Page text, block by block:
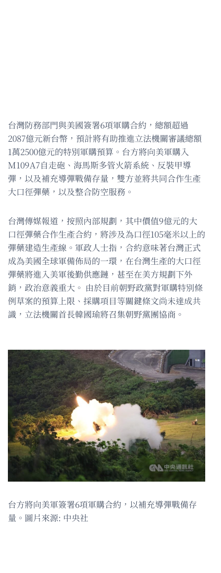
台灣防務部門與美國簽署6項軍購合約，總額超過
2087億元新台幣，預計將有助推進立法機關審議總額
1萬2500億元的特別軍購預算。台方將向美軍購入
M109A7自走砲、海馬斯多管火箭系統、反裝甲導
彈，以及補充導彈戰備存量，雙方並將共同合作生產
大口徑彈藥，以及整合防空服務。
台灣傳媒報道，按照內部規劃，其中價值9億元的大
口徑彈藥合作生產合約，將涉及為口徑105毫米以上的
彈藥建造生產線。軍政人士指，合約意味著台灣正式
成為美國全球軍備佈局的一環，在台灣生產的大口徑
彈藥將進入美軍後勤供應鏈，甚至在美方規劃下外
銷，政治意義重大。 由於目前朝野政黨對軍購特別條
例草案的預算上限、採購項目等關鍵條文尚未達成共
識，立法機關首長韓國瑜將召集朝野黨團協商。
台方將向美軍簽署6項軍購合約，以補充導彈戰備存
量。圖片來源: 中央社